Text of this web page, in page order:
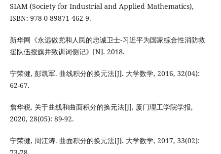
SIAM (Society for Industrial and Applied Mathematics),
ISBN: 978-0-89871-462-9.
新华网《永远做党和人民的忠诚卫士-习近平为国家综合性消防救
援队伍授旗并致训词侧记》[N]. 2018.
宁荣健, 彭凯军. 曲线积分的换元法[J]. 大学数学, 2016, 32(04):
62-67.
詹华税. 关于曲线和曲面积分的换元法[J]. 厦门理工学院学报,
2020, 28(05): 89-92.
宁荣健, 周江涛. 曲面积分的换元法[J]. 大学数学, 2017, 33(02):